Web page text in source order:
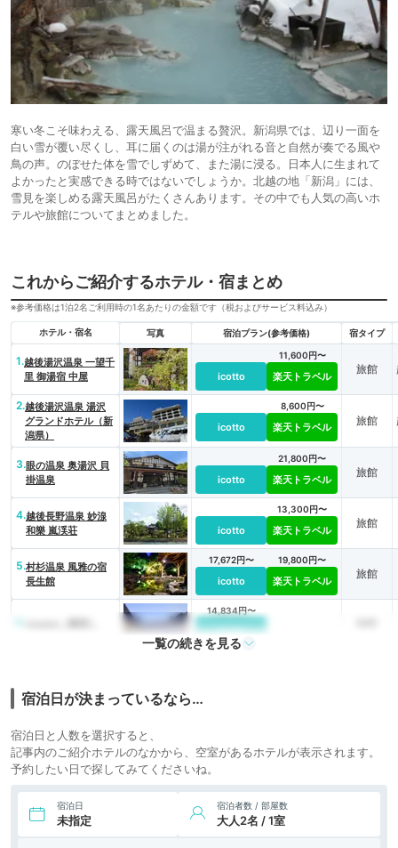
寒い冬こそ味わえる、露天風呂で温まる贅沢。新潟県では、辺り一面を
白い雪が覆い尽くし、耳に届くのは湯が注がれる音と自然が奏でる風や
鳥の声。のぼせた体を雪でしずめて、また湯に浸る。日本人に生まれて
よかったと実感できる時ではないでしょうか。北越の地「新潟」には、
雪見を楽しめる露天風呂がたくさんあります。その中でも人気の高いホ
テルや旅館についてまとめました。
これからご紹介するホテル・宿まとめ
※参考価格は1泊2名ご利用時の1名あたりの金額です（税およびサービス料込み）
ホテル・宿名 写真 宿泊プラン(参考価格) 宿タイプ
1.越後湯沢温泉 一望千
里 御湯宿 中屋
icotto
11,600円〜
楽天トラベル
旅館
2.越後湯沢温泉 湯沢
グランドホテル（新
潟県）
icotto
8,600円〜
楽天トラベル 旅館
3.眼の温泉 奥湯沢 貝
掛温泉
icotto
21,800円〜
楽天トラベル
旅館
4.越後長野温泉 妙湶
和樂 嵐渓荘
icotto
13,300円〜
楽天トラベル
旅館
5.村杉温泉 風雅の宿
長生館
17,672円〜
icotto
19,800円〜
楽天トラベル
旅館
14,834円〜
icotto
一覧の続きを見る
宿泊日が決まっているなら…
宿泊日と人数を選択すると、
記事内のご紹介ホテルのなかから、空室があるホテルが表示されます。
予約したい日で探してみてくださいね。
宿泊日
未指定
宿泊者数 / 部屋数
大人2名 / 1室